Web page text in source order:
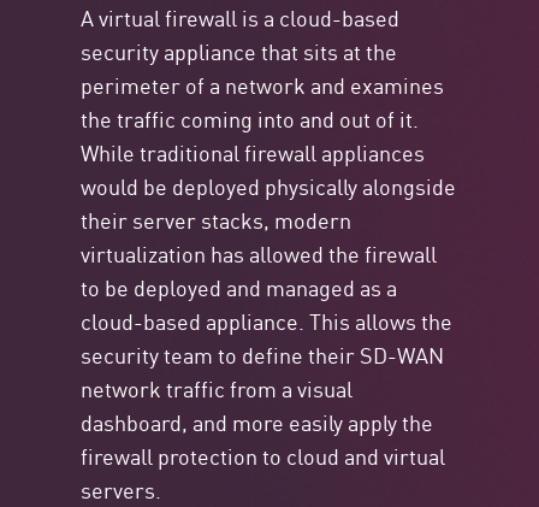
A virtual firewall is a cloud-based
security appliance that sits at the
perimeter of a network and examines
the traffic coming into and out of it.
While traditional firewall appliances
would be deployed physically alongside
their server stacks, modern
virtualization has allowed the firewall
to be deployed and managed as a
cloud-based appliance. This allows the
security team to define their SD-WAN
network traffic from a visual
dashboard, and more easily apply the
firewall protection to cloud and virtual
servers.